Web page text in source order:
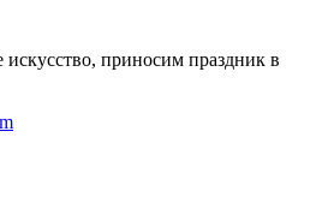
искусство, приносим праздник в